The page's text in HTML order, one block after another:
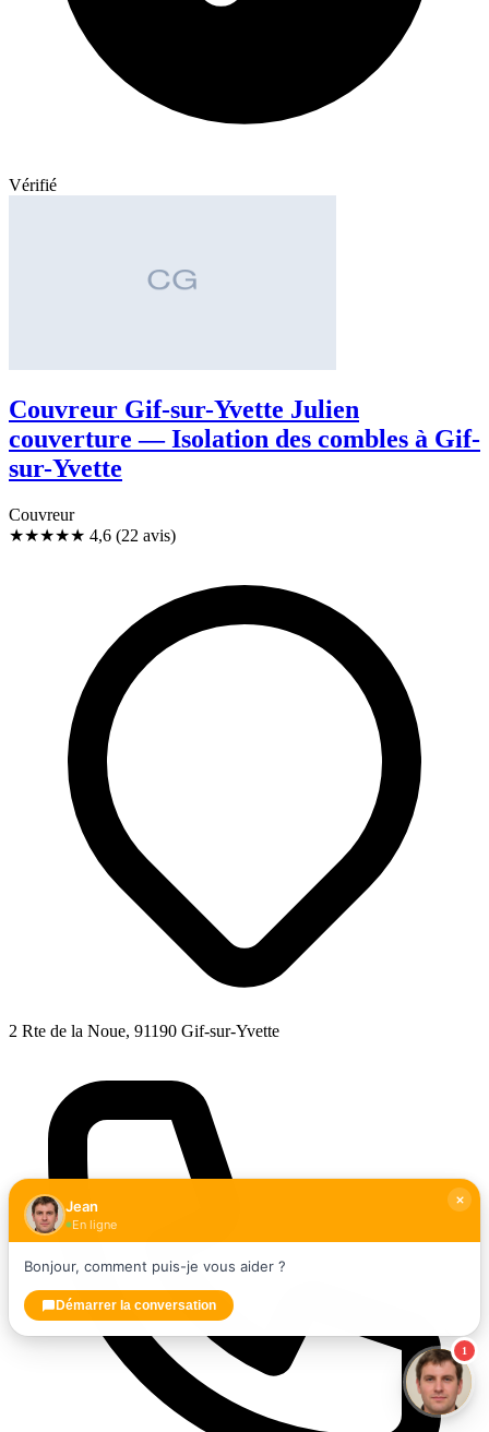
Vérifié
Couvreur Gif-sur-Yvette Julien
couverture — Isolation des combles à Gif-
sur-Yvette
Couvreur
★★★★★ 4,6 (22 avis)
2 Rte de la Noue, 91190 Gif-sur-Yvette
1
Jean
En ligne
Bonjour, comment puis-je vous aider ?
Démarrer la conversation